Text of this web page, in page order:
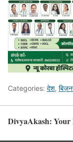
Categories: देश,
DivyaAkash: Your